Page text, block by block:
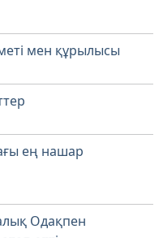
мен құрылысы
ең нашар
Одақпен